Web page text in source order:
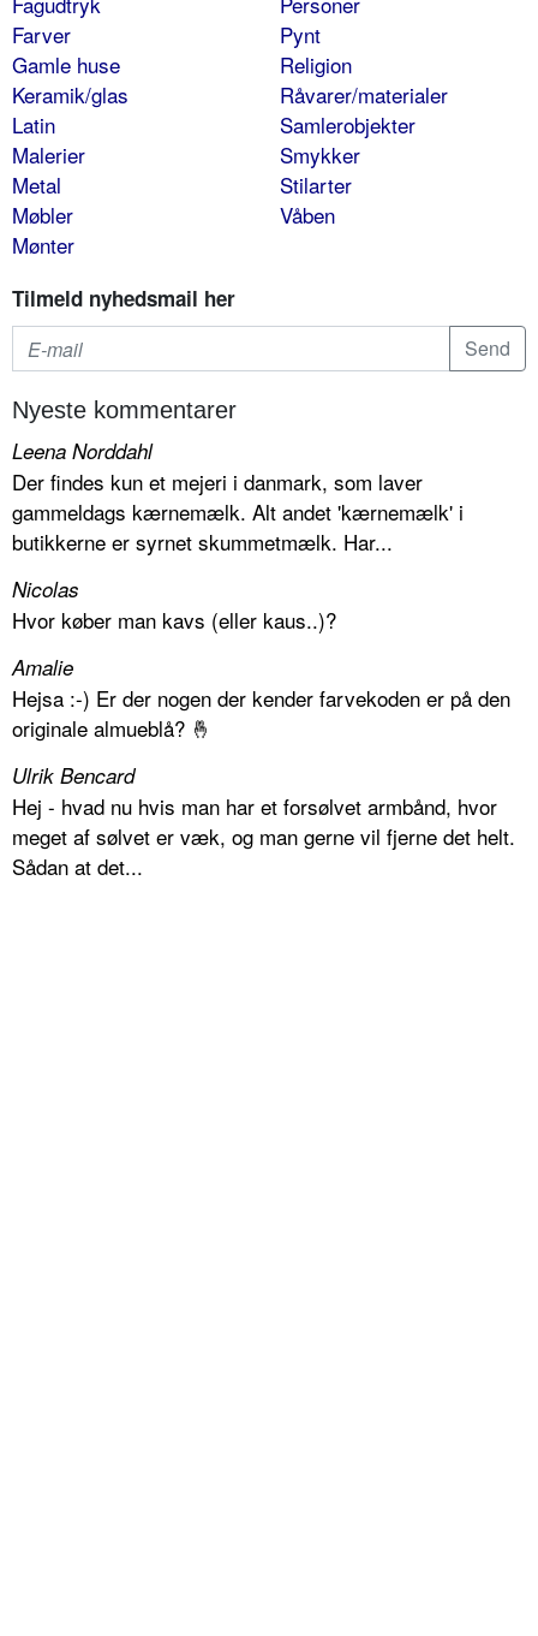
Farver
Gamle huse
Keramik/glas
Latin
Malerier
Metal
Møbler
Mønter
Pynt
Religion
Råvarer/materialer
Samlerobjekter
Smykker
Stilarter
Våben
Tilmeld nyhedsmail her
Nyeste kommentarer
Leena Norddahl
Der findes kun et mejeri i danmark, som laver
gammeldags kærnemælk. Alt andet 'kærnemælk' i
butikkerne er syrnet skummetmælk. Har...
Nicolas
Hvor køber man kavs (eller kaus..)?
Amalie
Hejsa :-) Er der nogen der kender farvekoden er på den
originale almueblå? 🤞
Ulrik Bencard
Hej - hvad nu hvis man har et forsølvet armbånd, hvor
meget af sølvet er væk, og man gerne vil fjerne det helt.
Sådan at det...